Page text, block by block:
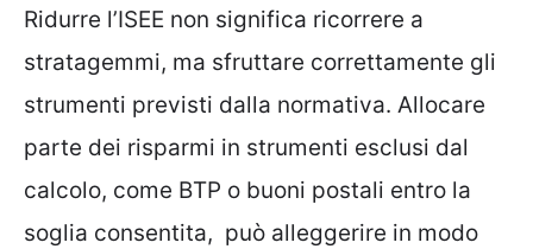
Ridurre l’ISEE non significa ricorrere a
stratagemmi, ma sfruttare correttamente gli
strumenti previsti dalla normativa. Allocare
parte dei risparmi in strumenti esclusi dal
calcolo, come BTP o buoni postali entro la
soglia consentita, può alleggerire in modo